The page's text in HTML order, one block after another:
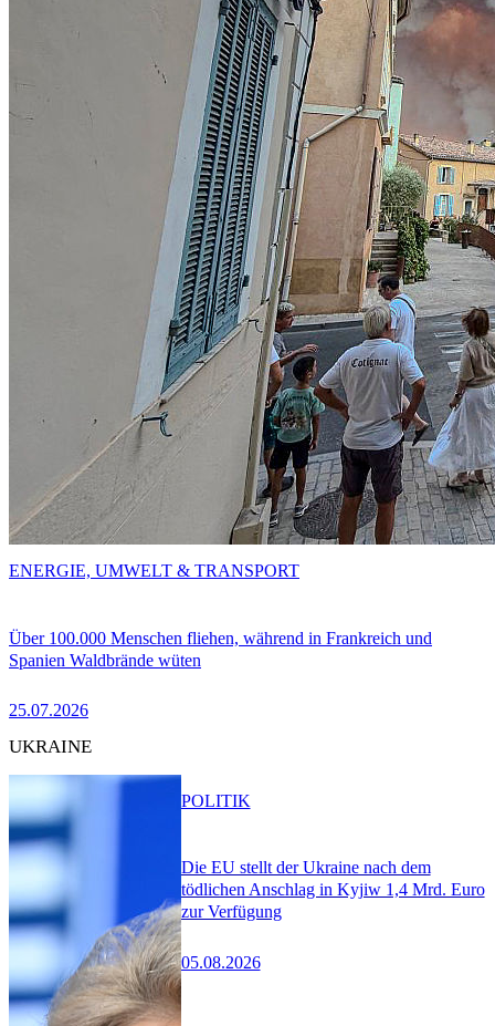
Über 100.000 Menschen fliehen, während in Frankreich und
Spanien Waldbrände wüten
25.07.2026
ENERGIE, UMWELT & TRANSPORT
UKRAINE
Die EU stellt der Ukraine nach dem
tödlichen Anschlag in Kyjiw 1,4 Mrd. Euro
zur Verfügung
05.08.2026
POLITIK